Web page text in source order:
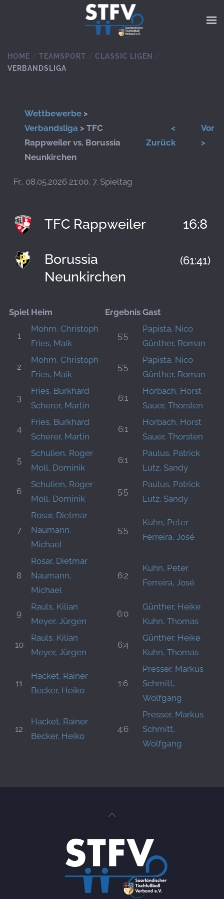
Zum Hauptinhalt springen
HOME TEAMSPORT
CLASSIC LIGEN
VERBANDSLIGA
Wettbewerbe >
Verbandsliga > TFC
Rappweiler vs. Borussia
Neunkirchen
<
Zurück
Vor
>
Fr., 08.05.2026 21:00, 7. Spieltag
TFC Rappweiler 16:8
(61:41)
Borussia
Neunkirchen
Spiel Heim Ergebnis Gast
1
Mohm, Christoph
Fries, Maik
5:5
Papista, Nico
Günther, Roman
2
Mohm, Christoph
Fries, Maik
5:5
Papista, Nico
Günther, Roman
3
Fries, Burkhard
Scherer, Martin
6:1
Horbach, Horst
Sauer, Thorsten
4
Fries, Burkhard
Scherer, Martin
6:1
Horbach, Horst
Sauer, Thorsten
5
Schulien, Roger
Moll, Dominik
6:1
Paulus, Patrick
Lutz, Sandy
6
Schulien, Roger
Moll, Dominik
5:5
Paulus, Patrick
Lutz, Sandy
7
Rosar, Dietmar
Naumann,
Michael
5:5
Kuhn, Peter
Ferreira, José
8
Rosar, Dietmar
Naumann,
Michael
6:2
Kuhn, Peter
Ferreira, José
9
Rauls, Kilian
Meyer, Jürgen
6:0
Günther, Heike
Kuhn, Thomas
10
Rauls, Kilian
Meyer, Jürgen
6:4
Günther, Heike
Kuhn, Thomas
11
Hacket, Rainer
Becker, Heiko
1:6
Presser, Markus
Schmitt,
Wolfgang
12
Hacket, Rainer
Becker, Heiko
4:6
Presser, Markus
Schmitt,
Wolfgang